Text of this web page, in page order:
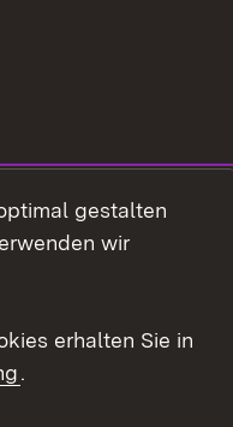
gestalten
wir
erhalten Sie in
.